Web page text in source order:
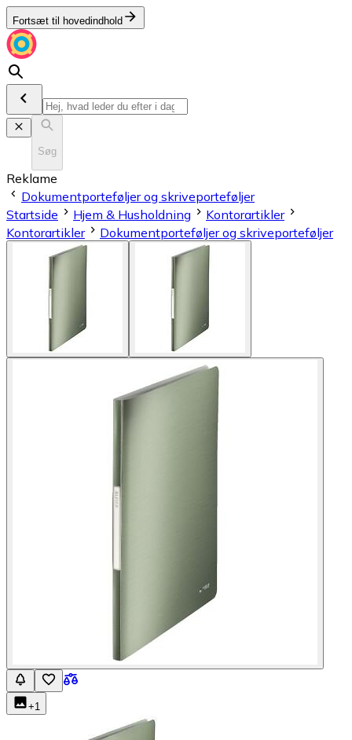
Fortsæt til hovedindhold
Søg
Reklame
Dokumentporteføljer og skriveporteføljer
Startside
Hjem & Husholdning
Kontorartikler
Kontorartikler
Dokumentporteføljer og skriveporteføljer
+1